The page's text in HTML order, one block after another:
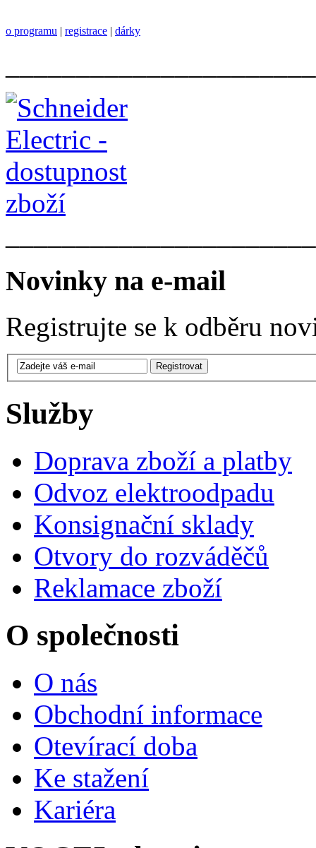
o programu | registrace | dárky
Novinky na e-mail
Registrujte se k odběru
Služby
Doprava zboží a platby
Odvoz elektroodpadu
Konsignační sklady
Otvory do rozváděčů
Reklamace zboží
O společnosti
O nás
Obchodní informace
Otevírací doba
Ke stažení
Kariéra